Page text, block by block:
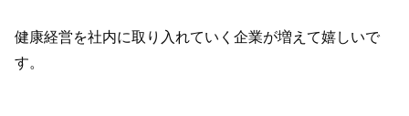
健康経営を社内に取り入れていく企業が増えて嬉しいで
す。